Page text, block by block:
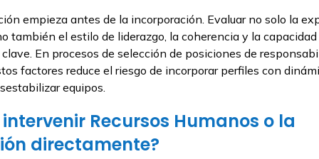
empieza antes de la incorporación. Evaluar no solo la
también el estilo de liderazgo, la coherencia y la capacidad
En procesos de selección de posiciones de
factores reduce el riesgo de incorporar perfiles con
equipos.
intervenir Recursos Humanos o la
directamente?